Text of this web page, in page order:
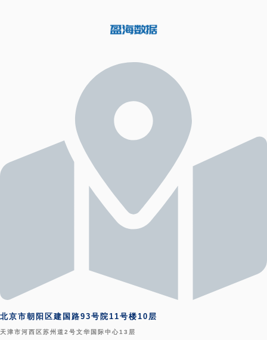
北京市朝阳区建国路93号院11号楼10层
天津市河西区苏州道2号文华国际中心13层